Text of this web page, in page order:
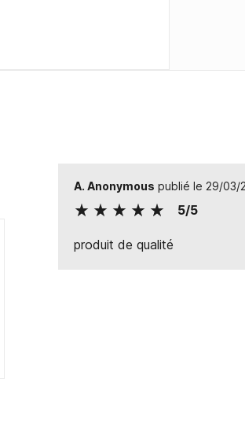
A. Anonymous publié le 29/03/
5/5
produit de qualité